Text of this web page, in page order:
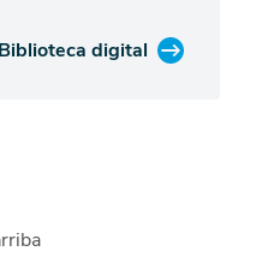
Biblioteca digital